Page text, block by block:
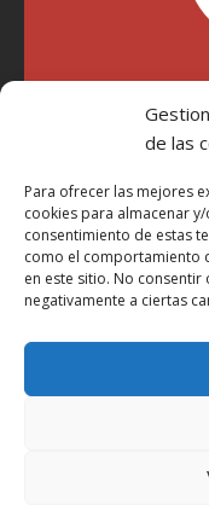
de las
Para ofrecer las mejores
cookies para almacenar
consentimiento de estas
como el comportamiento
en este sitio. No
negativamente a ciertas
"Soy Manel Hospido,
año 2007 he escrito
Millatrece.com es
participa"
Aviso Legal
Política de Privacidad
Más Información sobre